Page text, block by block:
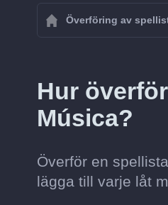
Överföring av
Hur
Música?
Överför en
lägga till varje låt